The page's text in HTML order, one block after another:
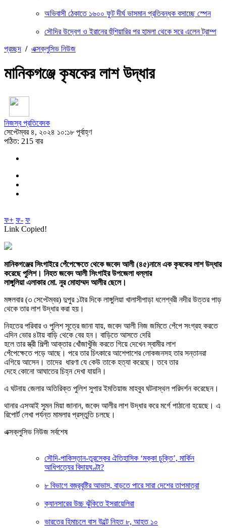
অভিবাসী ঠেকাতে ১৬০০ ফুট দীর্ঘ ভাসমান প্রতিবন্ধক বসাচ্ছে স্পেন
সৌদির উদ্বেগ ও ইরানের হুঁশিয়ারির পর হামলা থেকে সরে এলেন ট্রাম্প
প্রচ্ছদ / এক্সক্লুসিভ নিউজ
মানিকগঞ্জে কৃষকের লাশ উদ্ধার
নিজস্ব প্রতিবেদক
সেপ্টেম্বর ৪, ২০২৪ ১০:১৮ পূর্বাহ্ণ
পঠিত: 215 বার
ফ+ ফ- ফ
Link Copied!
মানিকগঞ্জের সিংগাইরে পেঁপেক্ষেতে থেকে জবেদ আলী (৪৫)নামে এক কৃষকের লাশ উদ্ধার
করেছে পুলিশ। নিহত জবেদ আলী সিংগাইর উপজেলা ধল্লার
লাঙ্গুলিয়া এলাকার মো. নুর মোহাম্মদ আলীর ছেলে।
মঙ্গলবার (৩ সেপ্টেম্বর) দুপুর ১টার দিকে লাঙ্গুলিয়া খালাসীপাড়া ধলেশ্বরী নদীর উত্তর পাড়
থেকে তার লাশ উদ্ধার করা হয়।
নিহতের পরিবার ও পুলিশ সূত্রে জানা যায়, জবেদ আলী নিজ জমিতে পেঁপে সংগ্রহ করতে
এদিন ভোর ৪টায় বাড়ি থেকে বের হন। বাড়িতে আসতে দেরি
হলে তার স্ত্রী শিল্পী আক্তার খোঁজাখুঁজি করতে গিয়ে দেখেন স্বামীর লাশ
পেঁপেক্ষেতে পড়ে আছে। পরে তার চিৎকারে আশেপাশের লোকজনসহ তার সন্তানরা
এগিয়ে আসেন। তাদের ধারণা যে কেউ তাকে হত্যা করেছে। তবে তার
দেহে কোনো আঘাতের চিহ্ন দেখা যায়নি।
এ ঘটনায় জেলার অতিরিক্ত পুলিশ সুপার ইমতিয়াজ মাহবুব ঘটনাস্থল পরিদর্শন করেছেন।
থানার এসআই সুমন মিয়া জানান, জবেদ আলীর লাশ উদ্ধার করে মর্গে পাঠানো হয়েছে। এ
রিপোর্ট লেখা পর্যন্ত মামলার প্রস্তুতি চলছে।
এক্সক্লুসিভ নিউজ সর্বশেষ
সৌদি-পাকিস্তান-তুরস্কের ঐতিহাসিক ‘মক্কা চুক্তি’, মার্কিন
আধিপত্যের বিদায়ঘণ্টা?
৮ বিভাগে বজ্রবৃষ্টির আভাস, বাড়তে পারে সারা দেশের তাপমাত্রা
ক্যানসারের উচ্চ ঝুঁকিতে ইসরায়েলিরা
ভারতের হিমাচলে বাস উল্টে নিহত ৮, আহত ১০